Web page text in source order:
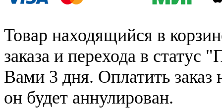
Товар находящийся в
заказа и перехода в статус
Вами 3 дня. Оплатить заказ
он будет аннулирован.